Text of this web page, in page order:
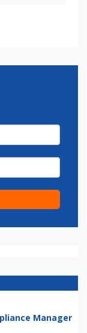
Manager